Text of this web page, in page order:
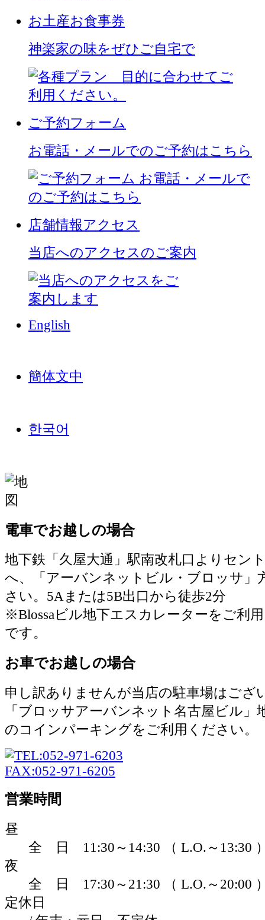
お土産お食事券
神楽家の味をぜひご自宅で
ご予約フォーム
お電話・メールでのご予約はこちら
店舗情報アクセス
当店へのアクセスのご案内
English
簡体文中
한국어
電車でお越しの場合
地下鉄「久屋大通」駅南改札口よりセン
へ、「アーバンネットビル・ブロッサ」
さい。5Aまたは5B出口から徒歩2分
※Blossaビル地下エスカレーターをご利
です。
お車でお越しの場合
申し訳ありませんが当店の駐車場はござ
「ブロッサアーバンネット名古屋ビル」
のコインパーキングをご利用ください。
営業時間
昼
全 日 11:30～14:30 （ L.O.～13:30
夜
全 日 17:30～21:30 （ L.O.～20:00
定休日